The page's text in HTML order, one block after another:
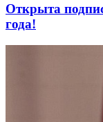
Открыта
года!